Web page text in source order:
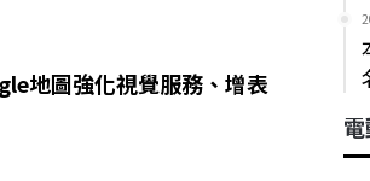
地圖強化視覺服務、增表